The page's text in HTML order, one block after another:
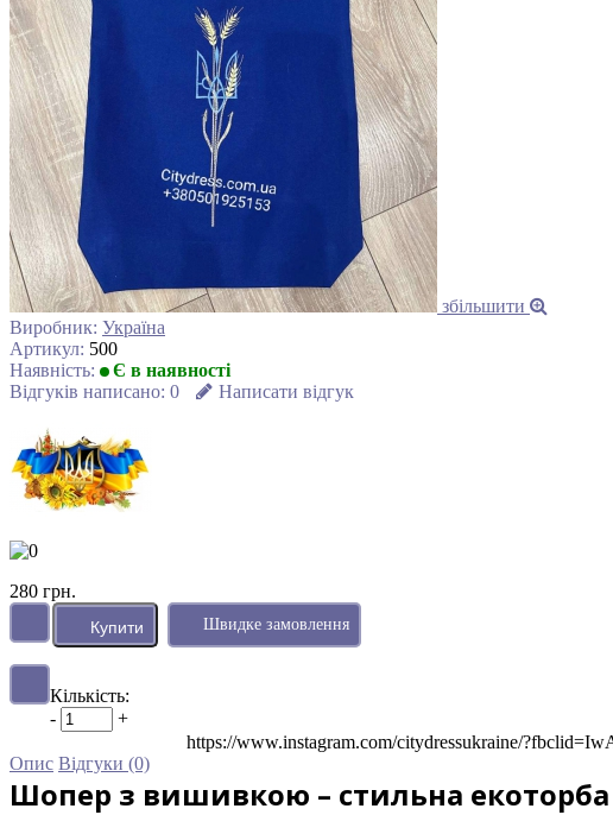
збільшити
Виробник: Україна
Артикул: 500
Наявність:
Є в наявності
Відгуків написано: 0 Написати відгук
280 грн.
Швидке замовлення
Кількість:
-
+
https://www.instagram.com/citydressukraine/
Опис Відгуки (0)
Шопер з вишивкою – стильна